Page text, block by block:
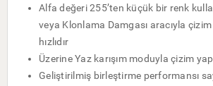
Alfa değeri 255’ten küçük bir renk
veya Klonlama Damgası aracıyla
hızlıdır
Üzerine Yaz karışım moduyla çizim
Geliştirilmiş birleştirme performansı